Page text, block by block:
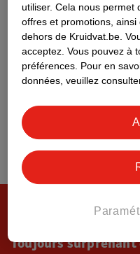
Toujours
utiliser. Cela nous permet
offres et promotions,
dehors de Kruidvat.be.
acceptez. Vous pouvez à
préférences. Pour en
données, veuillez